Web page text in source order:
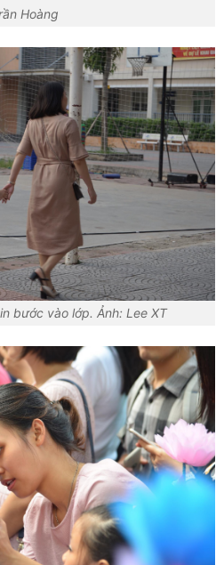
Hoàng
bước vào lớp. Ảnh: Lee XT